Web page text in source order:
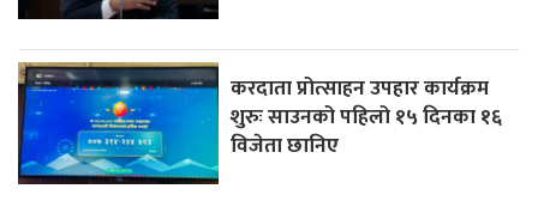
करदाता प्रोत्साहन उपहार कार्यक्रम
शुरुः साउनको पहिलो १५ दिनका १६
विजेता छानिए